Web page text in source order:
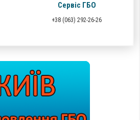
Сервіс ГБО
+38 (063) 292-26-26